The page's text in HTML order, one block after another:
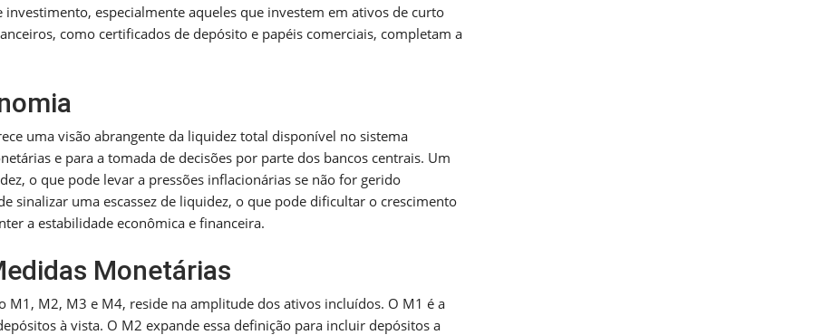
especialmente aqueles que investem em ativos de curto
como certificados de depósito e papéis comerciais, completam a
uma visão abrangente da liquidez total disponível no sistema
e para a tomada de decisões por parte dos bancos centrais. Um
o que pode levar a pressões inflacionárias se não for gerido
sinalizar uma escassez de liquidez, o que pode dificultar o crescimento
a estabilidade econômica e financeira.
Monetárias
M2, M3 e M4, reside na amplitude dos ativos incluídos. O M1 é a
à vista. O M2 expande essa definição para incluir depósitos a